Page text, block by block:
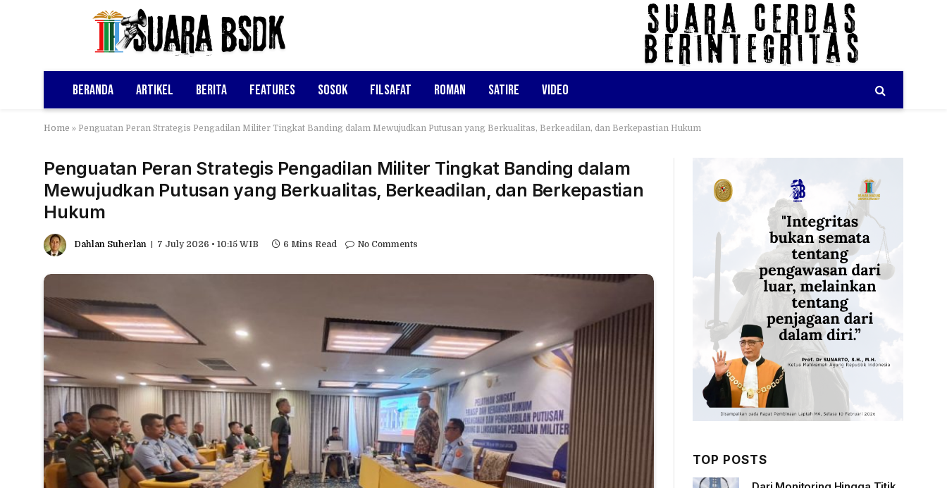
Beranda Artikel Berita Features Sosok Filsafat Roman Satire Video
Home » Penguatan Peran Strategis Pengadilan Militer Tingkat Banding dalam Mewujudkan Putusan yang Berkualitas, Berkeadilan, dan Berkepastian Hukum
Penguatan Peran Strategis Pengadilan Militer Tingkat Banding dalam
Mewujudkan Putusan yang Berkualitas, Berkeadilan, dan Berkepastian
Hukum
Dahlan Suherlan 7 July 2026 • 10:15 WIB 6 Mins Read No Comments
TOP POSTS